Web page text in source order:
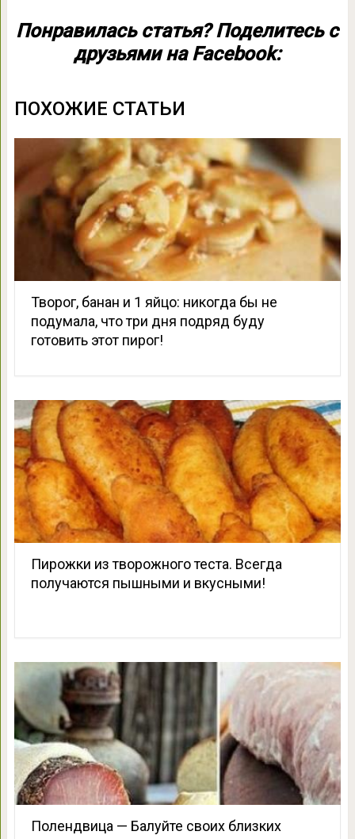
Понравилась статья? Поделитесь с
друзьями на Facebook:
ПОХОЖИЕ СТАТЬИ
Творог, банан и 1 яйцо: никогда бы не
подумала, что три дня подряд буду
готовить этот пирог!
Пирожки из творожного теста. Всегда
получаются пышными и вкусными!
Полендвица — Балуйте своих близких